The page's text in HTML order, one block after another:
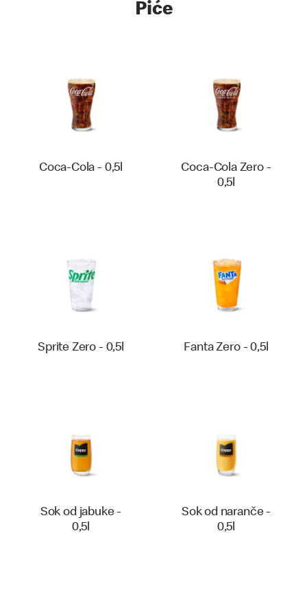
Piće
Coca-Cola - 0,5l
Coca-Cola Zero -
0,5l
Sprite Zero - 0,5l Fanta Zero - 0,5l
Sok od jabuke -
0,5l
Sok od naranče -
0,5l